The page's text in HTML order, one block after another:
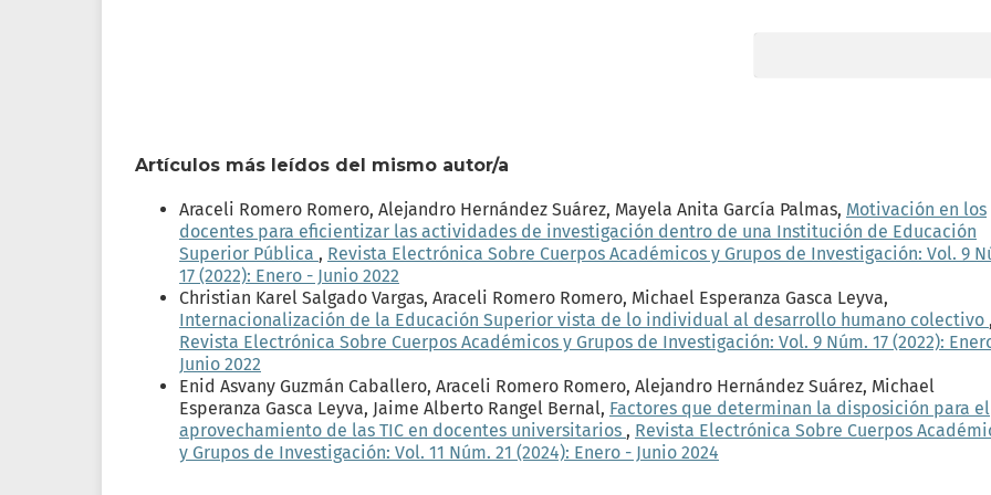
Artículos más leídos del mismo autor/a
Araceli Romero Romero, Alejandro Hernández Suárez, Mayela Anita García Palmas, Motivación en los
docentes para eficientizar las actividades de investigación dentro de una Institución de Educación
Superior Pública , Revista Electrónica Sobre Cuerpos Académicos y Grupos de Investigación: Vol. 9
17 (2022): Enero - Junio 2022
Christian Karel Salgado Vargas, Araceli Romero Romero, Michael Esperanza Gasca Leyva,
Internacionalización de la Educación Superior vista de lo individual al desarrollo humano colectivo ,
Revista Electrónica Sobre Cuerpos Académicos y Grupos de Investigación: Vol. 9 Núm. 17 (2022):
Junio 2022
Enid Asvany Guzmán Caballero, Araceli Romero Romero, Alejandro Hernández Suárez, Michael
Esperanza Gasca Leyva, Jaime Alberto Rangel Bernal, Factores que determinan la disposición para el
aprovechamiento de las TIC en docentes universitarios , Revista Electrónica Sobre Cuerpos
y Grupos de Investigación: Vol. 11 Núm. 21 (2024): Enero - Junio 2024